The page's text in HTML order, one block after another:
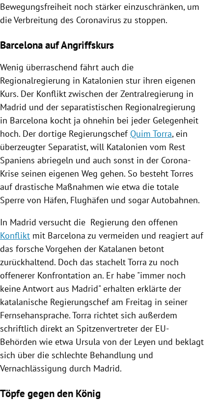
Bewegungsfreiheit noch stärker einzuschränken, um
die Verbreitung des Coronavirus zu stoppen.
Barcelona auf Angriffskurs
Wenig überraschend fährt auch die
Regionalregierung in Katalonien stur ihren eigenen
Kurs. Der Konfliktzwischen der Zentralregierung in
Madrid und der separatistischen Regionalregierung
in Barcelona kocht ja ohnehin bei jeder Gelegenheit
hoch. Der dortige Regierungschef Quim Torra, ein
überzeugter Separatist, will Katalonien vom Rest
Spaniens abriegeln und auch sonst in der Corona-
Krise seinen eigenen Weg gehen. So besteht Torres
auf drastische Maßnahmen wie etwa die totale
Sperre von Häfen, Flughäfen und sogar Autobahnen.
In Madrid versucht die Regierung den offenen
Konflikt mit Barcelona zu vermeiden und reagiert auf
das forsche Vorgehen der Katalanen betont
zurückhaltend. Doch das stacheltTorra zu noch
offenerer Konfrontation an. Er habe "immer noch
keine Antwort aus Madrid" erhalten erklärte der
katalanische Regierungschef am Freitag in seiner
Fernsehansprache.Torra richtet sich außerdem
schriftlich direkt an Spitzenvertreter der EU-
Behörden wie etwa Ursula von der Leyen und beklagt
sich über die schlechte Behandlung und
Vernachlässigung durch Madrid.
Töpfe gegen den König